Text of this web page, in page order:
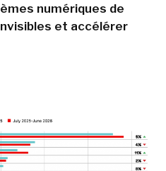
numériques de
et accélérer